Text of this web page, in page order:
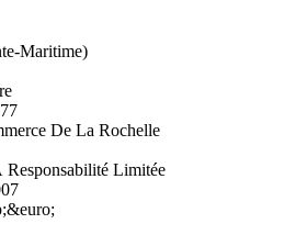
Maritime)
De La Rochelle
Responsabilité Limitée